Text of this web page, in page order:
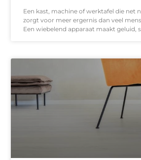
Een kast, machine of werktafel die net
zorgt voor meer ergernis dan veel
Een wiebelend apparaat maakt geluid,